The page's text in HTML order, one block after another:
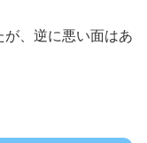
、逆に悪い面はあ